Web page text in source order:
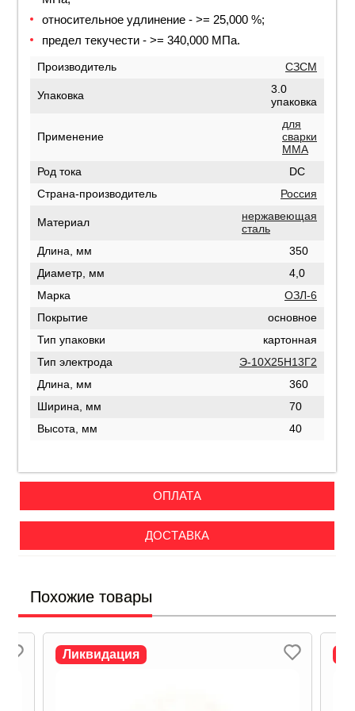
относительное удлинение - >= 25,000 %;
предел текучести - >= 340,000 МПа.
Производитель СЗСМ
Упаковка
3.0
упаковка
Применение
для
сварки
MMA
Род тока
DC
Страна-производитель
Россия
Материал
нержавеющая
сталь
Длина, мм
350
Диаметр, мм
4,0
Марка
ОЗЛ-6
Покрытие
основное
Тип упаковки
картонная
Тип электрода
Э-10Х25Н13Г2
Длина, мм
360
Ширина, мм
70
Высота, мм
40
ОПЛАТА
ДОСТАВКА
Похожие товары
Ликвидация